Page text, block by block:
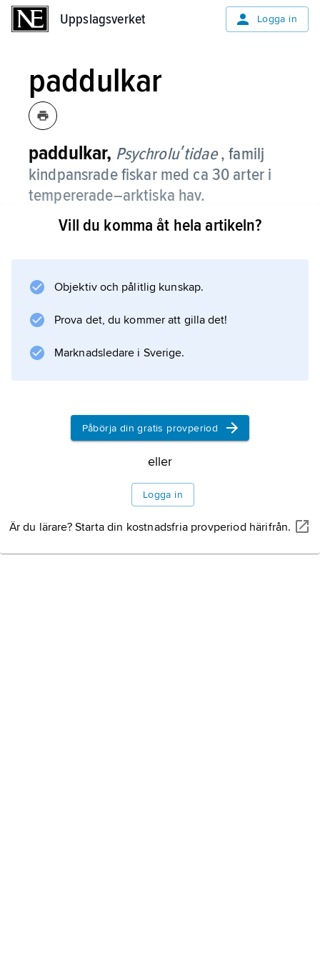
Uppslagsverket Logga in
paddulkar
paddulkar, Psychroluʹtidae , familj
kindpansrade fiskar med ca 30 arter i
tempererade–arktiska hav.
De lever på bottnen till 2 800 m djup. Kroppen
största arten blir ca 55 cm lång. Familjen har
Cottuʹn­culus miʹcrops
) finns i norra Atlanten och Barents hav på
180–900 m djup. Den
Information om artikeln
Vill du komma åt hela artikeln?
Objektiv och pålitlig kunskap.
Prova det, du kommer att gilla det!
Marknadsledare i Sverige.
Påbörja din gratis provperiod
eller
Logga in
Är du lärare? Starta din kostnadsfria provperiod härifrån.